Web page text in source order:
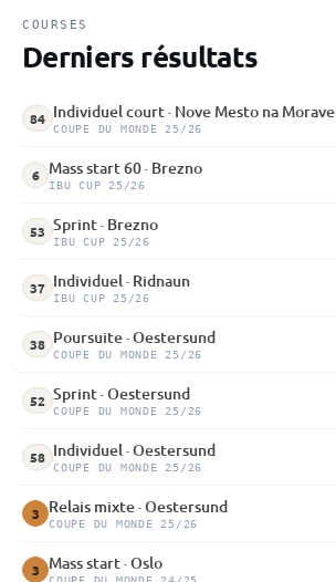
COURSES
Derniers résultats
84 Individuel court · Nove Mesto na Morave
COUPE DU MONDE 25/26
6 Mass start 60 · Brezno
IBU CUP 25/26
53 Sprint · Brezno
IBU CUP 25/26
37 Individuel · Ridnaun
IBU CUP 25/26
38 Poursuite · Oestersund
COUPE DU MONDE 25/26
52 Sprint · Oestersund
COUPE DU MONDE 25/26
58 Individuel · Oestersund
COUPE DU MONDE 25/26
3 Relais mixte · Oestersund
COUPE DU MONDE 25/26
3 Mass start · Oslo